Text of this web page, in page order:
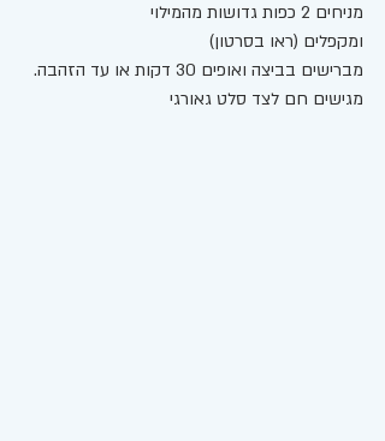
מניחים 2 כפות גדושות מהמילוי
ומקפלים (ראו בסרטון)
מברישים בביצה ואופים 30 דקות או עד הזהבה.
מגישים חם לצד סלט גאורגי